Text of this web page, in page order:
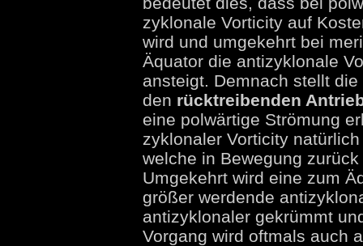
zyklonale Vorticity auf
wird und umgekehrt bei
Äquator die antizyklonale
ansteigt. Demnach stellt
den rücktreibenden
eine polwärtige Strömung
zyklonaler Vorticity
welche in Bewegung
Umgekehrt wird eine zum
größer werdende
antizyklonaler gekrümmt
Vorgang wird oftmals auch